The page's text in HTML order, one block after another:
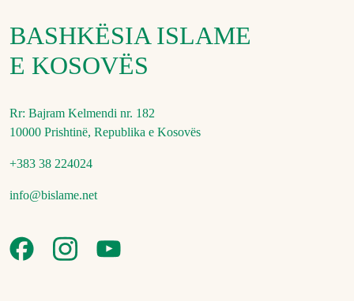
BASHKËSIA ISLAME
E KOSOVËS
Rr: Bajram Kelmendi nr. 182
10000 Prishtinë, Republika e Kosovës
+383 38 224024
info@bislame.net